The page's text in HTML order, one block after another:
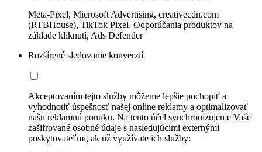
Meta-Pixel, Microsoft Advertising, creativecdn.com
(RTBHouse), TikTok Pixel, Odporúčania produktov na
základe kliknutí, Ads Defender
Rozšírené sledovanie konverzií
Akceptovaním tejto služby môžeme lepšie pochopiť a
vyhodnotiť úspešnosť našej online reklamy a optimalizovať
našu reklamnú ponuku. Na tento účel synchronizujeme Vaše
zašifrované osobné údaje s nasledujúcimi externými
poskytovateľmi, ak už využívate ich služby: